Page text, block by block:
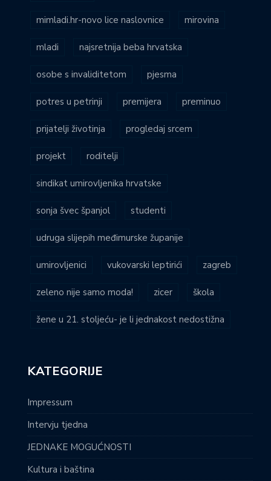
mimladi.hr-novo lice naslovnice mirovina
mladi najsretnija beba hrvatska
osobe s invaliditetom pjesma
potres u petrinji premijera preminuo
prijatelji životinja progledaj srcem
projekt roditelji
sindikat umirovljenika hrvatske
sonja švec španjol studenti
udruga slijepih međimurske županije
umirovljenici vukovarski leptirići zagreb
zeleno nije samo moda! zicer škola
žene u 21. stoljeću- je li jednakost nedostižna
KATEGORIJE
Impressum
Intervju tjedna
JEDNAKE MOGUĆNOSTI
Kultura i baština